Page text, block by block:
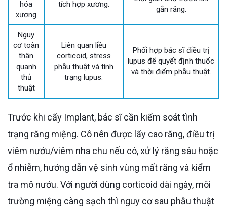
hóa
xương
tích hợp xương.
gắn răng.
Nguy
cơ toàn
thân
quanh
thủ
thuật
Liên quan liều
corticoid, stress
phẫu thuật và tình
trạng lupus.
Phối hợp bác sĩ điều trị
lupus để quyết định thuốc
và thời điểm phẫu thuật.
Trước khi cấy Implant, bác sĩ cần kiểm soát tình
trạng răng miệng. Cô nên được lấy cao răng, điều trị
viêm nướu/viêm nha chu nếu có, xử lý răng sâu hoặc
ổ nhiễm, hướng dẫn vệ sinh vùng mất răng và kiểm
tra mô nướu. Với người dùng corticoid dài ngày, môi
trường miệng càng sạch thì nguy cơ sau phẫu thuật